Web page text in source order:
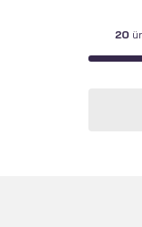
SSD - Win 11 Home
Tutulma Grisi
20